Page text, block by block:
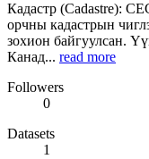
Кадастр (Cadastre):
орчны кадастрын
зохион байгуулсан.
Канад... read more
Followers
0
Datasets
1